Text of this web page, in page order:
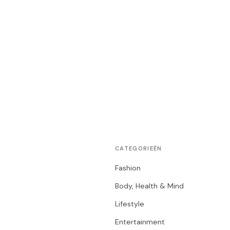
CATEGORIEËN
Fashion
Body, Health & Mind
Lifestyle
Entertainment